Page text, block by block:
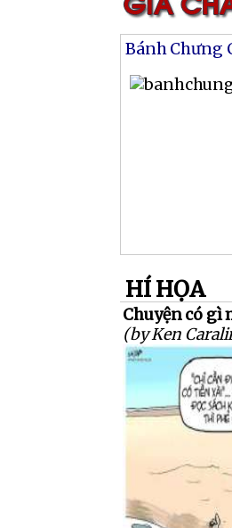
Bánh Chưng
HÍ HỌA
Chuyện có gì
(by Ken